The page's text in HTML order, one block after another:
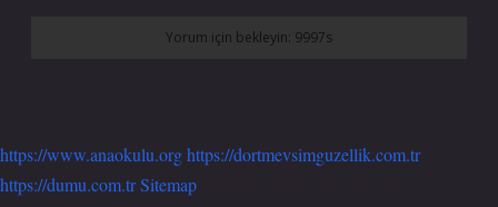
https://www.anaokulu.orghttps://dortmevsimguzellik.com.tr
https://dumu.com.trSitemap